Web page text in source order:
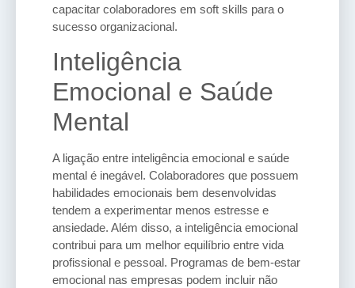
capacitar colaboradores em soft skills para o
sucesso organizacional.
Inteligência
Emocional e Saúde
Mental
A ligação entre inteligência emocional e saúde
mental é inegável. Colaboradores que possuem
habilidades emocionais bem desenvolvidas
tendem a experimentar menos estresse e
ansiedade. Além disso, a inteligência emocional
contribui para um melhor equilíbrio entre vida
profissional e pessoal. Programas de bem-estar
emocional nas empresas podem incluir não